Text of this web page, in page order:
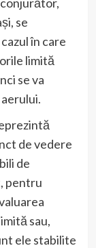
se
în care
limită
se va
de vedere
de
pentru
sau,
ele stabilite